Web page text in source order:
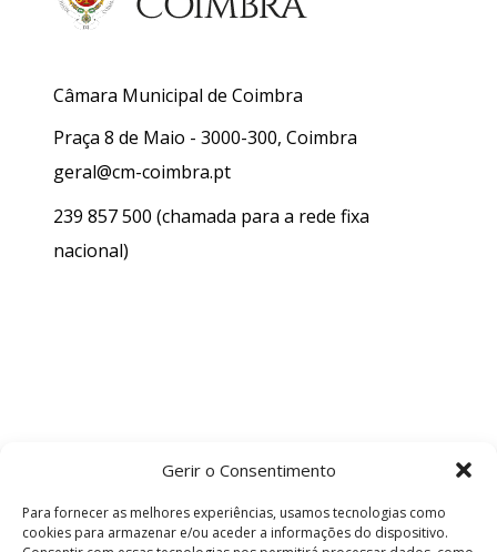
Gerir o Consentimento
Para fornecer as melhores experiências, usamos tecnologias como
cookies para armazenar e/ou aceder a informações do dispositivo.
Câmara Municipal de Coimbra
Praça 8 de Maio - 3000-300, Coimbra
geral@cm-coimbra.pt
239 857 500 (chamada para a rede fixa
nacional)